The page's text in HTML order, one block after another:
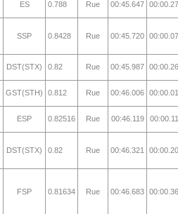
ES 0.788 Rue 00:45.647
SSP 0.8428 Rue 00:45.720
DST(STX) 0.82 Rue 00:45.987
GST(STH) 0.812 Rue 00:46.006
ESP 0.82516 Rue 00:46.119
DST(STX) 0.82 Rue 00:46.321
FSP 0.81634 Rue 00:46.683